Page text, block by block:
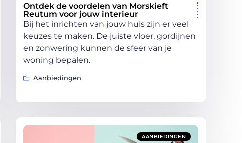
Ontdek de voordelen van Morskieft
Reutum voor jouw interieur
Bij het inrichten van jouw huis zijn er veel
keuzes te maken. De juiste vloer, gordijnen
en zonwering kunnen de sfeer van je
woning bepalen.
Aanbiedingen
AANBIEDINGEN